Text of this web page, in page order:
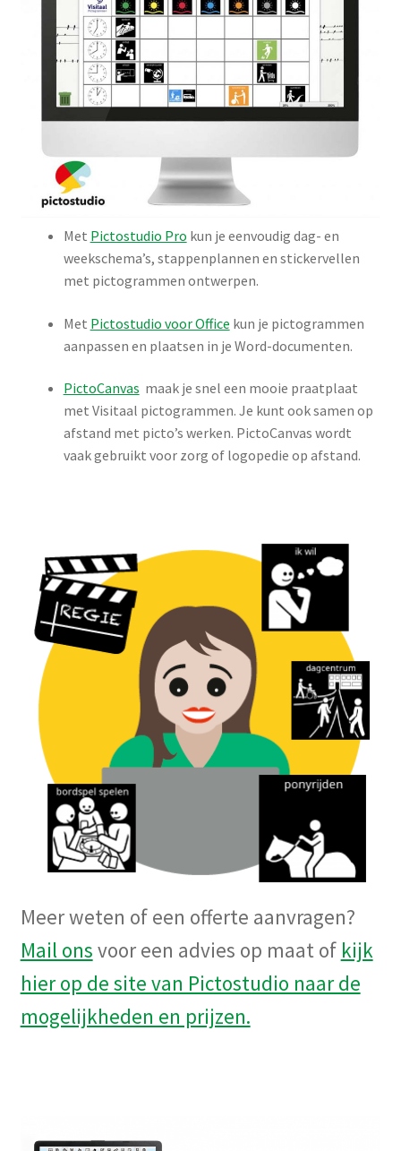
Met Pictostudio Pro kun je eenvoudig dag- en
weekschema’s, stappenplannen en stickervellen
met pictogrammen ontwerpen.
Met Pictostudio voor Office kun je pictogrammen
aanpassen en plaatsen in je Word-documenten.
PictoCanvas maak je snel een mooie praatplaat
met Visitaal pictogrammen. Je kunt ook samen op
afstand met picto’s werken. PictoCanvas wordt
vaak gebruikt voor zorg of logopedie op afstand.
Meer weten of een offerte aanvragen?
Mail ons voor een advies op maat of kijk
hier op de site van Pictostudio naar de
mogelijkheden en prijzen.